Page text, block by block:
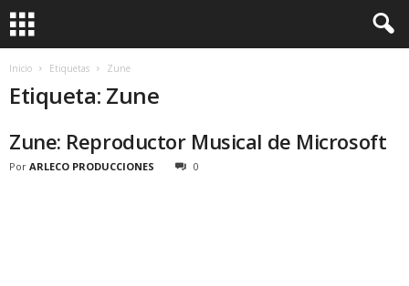
Inicio Etiquetas Zune
Etiqueta: Zune
Zune: Reproductor Musical de Microsoft
Por ARLECO PRODUCCIONES 0